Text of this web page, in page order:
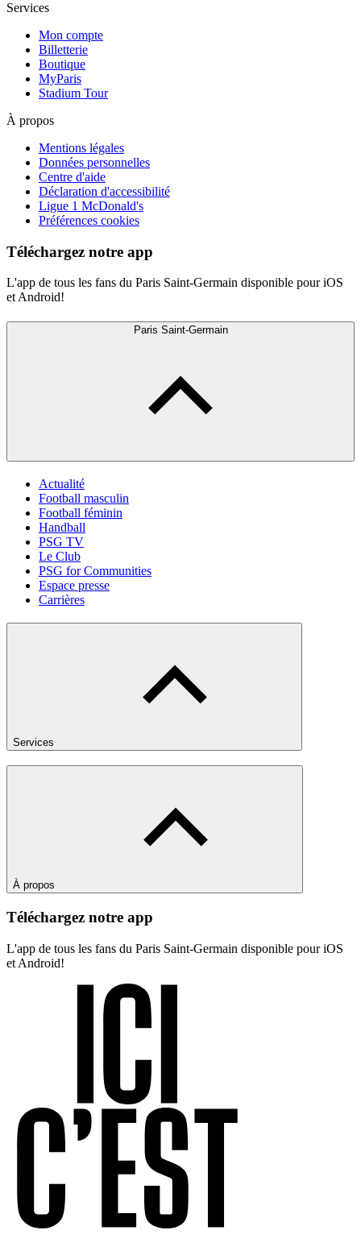
Services
Mon compte
Billetterie
Boutique
MyParis
Stadium Tour
À propos
Mentions légales
Données personnelles
Centre d'aide
Déclaration d'accessibilité
Ligue 1 McDonald's
Préférences cookies
Téléchargez notre app
L'app de tous les fans du Paris Saint-Germain disponible pour iOS
et Android!
Paris Saint-Germain
Actualité
Football masculin
Football féminin
Handball
PSG TV
Le Club
PSG for Communities
Espace presse
Carrières
Services
À propos
Téléchargez notre app
L'app de tous les fans du Paris Saint-Germain disponible pour iOS
et Android!